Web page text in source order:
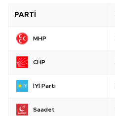
PARTİ
MHP
CHP
İYİ Parti
Saadet